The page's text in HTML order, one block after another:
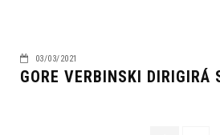
03/03/2021
GORE VERBINSKI DIRIGIRÁ